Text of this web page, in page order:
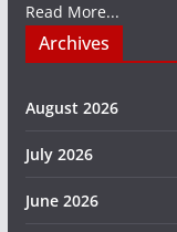
Read More...
Archives
August 2026
July 2026
June 2026